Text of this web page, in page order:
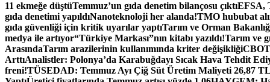
11 ekmeğe düştüTemmuz’un gıda denetim bilançosu çıktıEFSA,
gıda denetimi yapıldıNanoteknoloji her alanda!TMO hububat
gıda güvenliği için kritik uyarılar yaptıTarım ve Orman
medya ile artıyor“Türkiye Markası”nın kitabı yazıldı!Tarım ve
ArasındaTarım arazilerinin kullanımında kriter değişikliği
ArttıAnalistler: Polonya’da Karabuğdayı Sıcak Hava Tehdit
freni!TÜSEDAD: Temmuz Ayı Çiğ Süt Üretim Maliyeti 26,87